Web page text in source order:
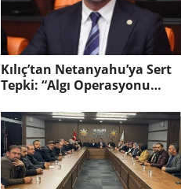
Kılıç’tan Netanyahu’ya Sert
Tepki: “Algı Operasyonu